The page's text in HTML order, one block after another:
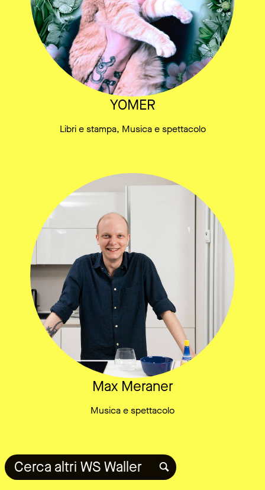
YOMER
Libri e stampa, Musica e spettacolo
Max Meraner
Musica e spettacolo
Cerca altri WS Waller